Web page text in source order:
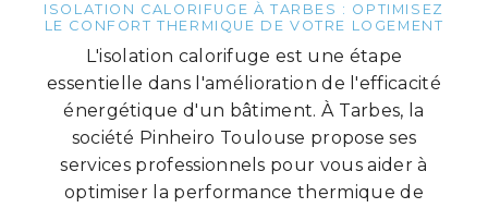
ISOLATION CALORIFUGE À TARBES : OPTIMISEZ
LE CONFORT THERMIQUE DE VOTRE LOGEMENT
L'isolation calorifuge est une étape
essentielle dans l'amélioration de l'efficacité
énergétique d'un bâtiment. À Tarbes, la
société Pinheiro Toulouse propose ses
services professionnels pour vous aider à
optimiser la performance thermique de